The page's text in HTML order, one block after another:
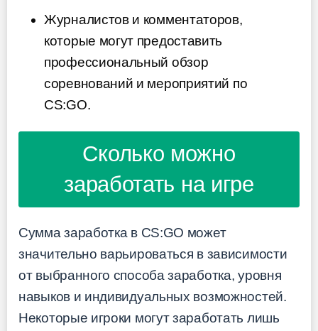
Журналистов и комментаторов,
которые могут предоставить
профессиональный обзор
соревнований и мероприятий по
CS:GO.
Сколько можно
заработать на игре
Сумма заработка в CS:GO может
значительно варьироваться в зависимости
от выбранного способа заработка, уровня
навыков и индивидуальных возможностей.
Некоторые игроки могут заработать лишь